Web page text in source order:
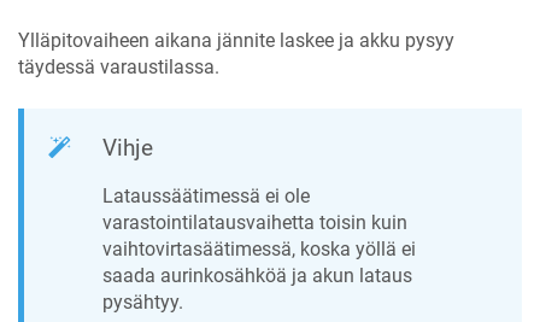
Ylläpitovaiheen aikana jännite laskee ja akku pysyy
täydessä varaustilassa.
Vihje
Lataussäätimessä ei ole
varastointilatausvaihetta toisin kuin
vaihtovirtasäätimessä, koska yöllä ei
saada aurinkosähköä ja akun lataus
pysähtyy.